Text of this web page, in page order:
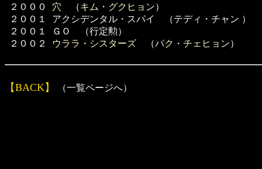
２０００
２００１
２００１
２００２
穴 （キム・グクヒョン）
アクシデンタル・スパイ （テディ・チャン ）
ＧＯ （行定勲）
ウララ・シスターズ （パク・チェヒョン）
【BACK】 （一覧ページへ）